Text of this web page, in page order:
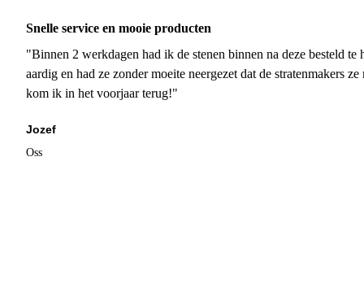
Snelle service en mooie producten
"Binnen 2 werkdagen had ik de stenen binnen na deze besteld
aardig en had ze zonder moeite neergezet dat de stratenmakers
kom ik in het voorjaar terug!"
Jozef
Oss